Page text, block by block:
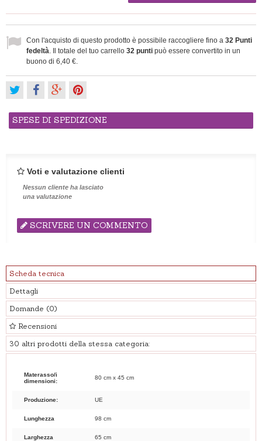
Con l'acquisto di questo prodotto è possibile raccogliere fino a 32 Punti
fedeltà . Il totale del tuo carrello 32 punti può essere convertito in un
buono di 6,40 €
SPESE DI SPEDIZIONE
Voti e valutazione clienti
Nessun cliente ha lasciato
una valutazione
SCRIVERE UN COMMENTO
Scheda tecnica
Dettagli
Domande (0)
Recensioni
30 altri prodotti della stessa categoria:
Materasso/i
dimensioni:
80 cm x 45 cm
Produzione: UE
Lunghezza 98 cm
Larghezza 65 cm